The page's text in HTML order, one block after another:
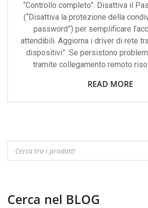
“Controllo completo”. Disattiva il
(“Disattiva la protezione della
password”) per semplificare
attendibili. Aggiorna i driver di rete
dispositivi”. Se persistono
tramite collegamento remoto
READ MORE
Products
search
Cerca nel BLOG